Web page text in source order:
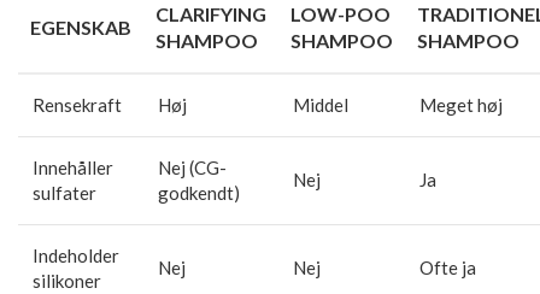
EGENSKAB
CLARIFYING
SHAMPOO
LOW-POO
SHAMPOO
SHAMPOO
Rensekraft Høj Middel Meget høj
Innehåller
sulfater
Nej (CG-
godkendt)
Nej Ja
Indeholder
silikoner
Nej Nej Ofte ja